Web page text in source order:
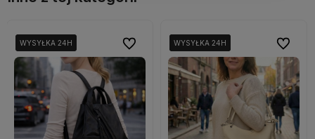
WYSYŁKA 24H
WYSYŁKA 24H Do ulubionych
Do ulubionychWYSYŁKA 24H
WYSYŁKA 24H
WYSYŁKA 24H Do
Do